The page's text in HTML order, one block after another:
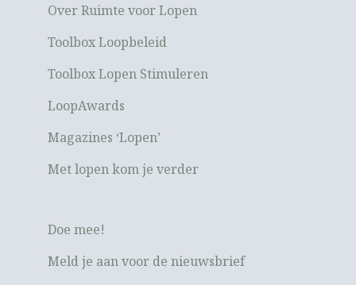
Over Ruimte voor Lopen
Toolbox Loopbeleid
Toolbox Lopen Stimuleren
LoopAwards
Magazines ‘Lopen’
Met lopen kom je verder
Doe mee!
Meld je aan voor de nieuwsbrief